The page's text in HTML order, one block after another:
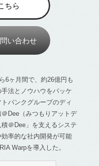
ちら
い合わせ
6ヶ月間で、約26億円も
法とノウハウをパッケ
バンクグループのディ
Dee（みつもりアットデ
＠Dee」を支えるシステ
率的な社内開発が可能
Warpを導入した。